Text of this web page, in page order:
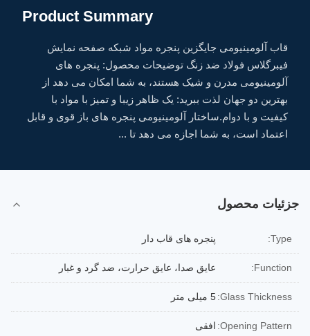
Product Summary
قاب آلومینیومی جایگزین پنجره مواد شبکه صفحه نمایش
فیبرگلاس فولاد ضد زنگ توضیحات محصول: پنجره های
آلومینیومی مدرن و شیک هستند، به شما امکان می دهد از
بهترین دو جهان لذت ببرید: یک ظاهر زیبا و تمیز با مواد با
کیفیت و با دوام.ساختار آلومینیومی پنجره های باز قوی و قابل
اعتماد است، به شما اجازه می دهد تا ...
جزئیات محصول
Type: پنجره های قاب دار
Function: عایق صدا، عایق حرارت، ضد گرد و غبار
Glass Thickness: 5 میلی متر
Opening Pattern: افقی